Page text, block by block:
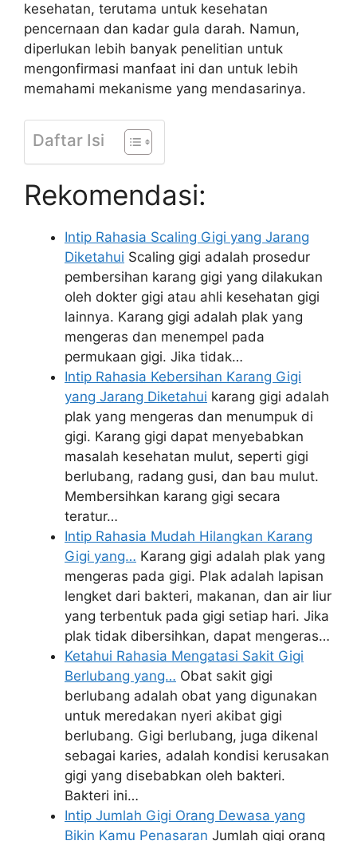
kesehatan, terutama untuk kesehatan
pencernaan dan kadar gula darah. Namun,
diperlukan lebih banyak penelitian untuk
mengonfirmasi manfaat ini dan untuk lebih
memahami mekanisme yang mendasarinya.
Daftar Isi
Rekomendasi:
Intip Rahasia Scaling Gigi yang Jarang
Diketahui Scaling gigi adalah prosedur
pembersihan karang gigi yang dilakukan
oleh dokter gigi atau ahli kesehatan gigi
lainnya. Karang gigi adalah plak yang
mengeras dan menempel pada
permukaan gigi. Jika tidak…
Intip Rahasia Kebersihan Karang Gigi
yang Jarang Diketahui karang gigi adalah
plak yang mengeras dan menumpuk di
gigi. Karang gigi dapat menyebabkan
masalah kesehatan mulut, seperti gigi
berlubang, radang gusi, dan bau mulut.
Membersihkan karang gigi secara
teratur…
Intip Rahasia Mudah Hilangkan Karang
Gigi yang… Karang gigi adalah plak yang
mengeras pada gigi. Plak adalah lapisan
lengket dari bakteri, makanan, dan air liur
yang terbentuk pada gigi setiap hari. Jika
plak tidak dibersihkan, dapat mengeras…
Ketahui Rahasia Mengatasi Sakit Gigi
Berlubang yang… Obat sakit gigi
berlubang adalah obat yang digunakan
untuk meredakan nyeri akibat gigi
berlubang. Gigi berlubang, juga dikenal
sebagai karies, adalah kondisi kerusakan
gigi yang disebabkan oleh bakteri.
Bakteri ini…
Intip Jumlah Gigi Orang Dewasa yang
Bikin Kamu Penasaran Jumlah gigi orang